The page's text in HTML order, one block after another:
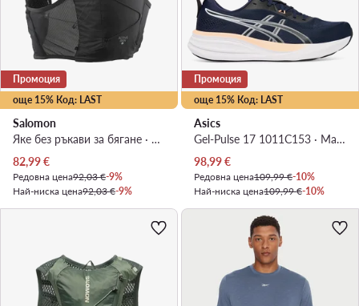
още 15% Код: LAST
Промоция
Salomon
Яке без ръкави за бягане · Черен
Актуална цена
82,99€
Редовна цена92,03 €-9%
Най-ниска цена92,03 €-9%
още 15% Код: LAST
Промоция
Asics
Gel-Pulse 17 1011C153 · Маратонки за бягане
Актуална цена
98,99€
Редовна цена109,99 €-10%
Най-ниска цена109,99 €-10%